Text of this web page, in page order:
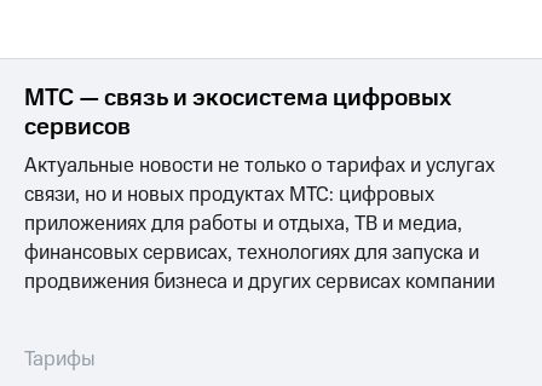
и акционерам
управление
секретарь
Раскрытие
информации
Информация
акционерам
Документы
МТС — связь и экосистема цифровых
сервисов
Актуальные новости не только о тарифах и услугах
связи, но и новых продуктах МТС: цифровых
приложениях для работы и отдыха, ТВ и медиа,
финансовых сервисах, технологиях для запуска и
продвижения бизнеса и других сервисах компании
Тарифы